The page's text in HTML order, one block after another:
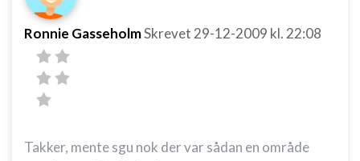
Ronnie GasseholmSkrevet 29-12-2009 kl. 22:08
Takker, mente sgu nok der var sådan en område